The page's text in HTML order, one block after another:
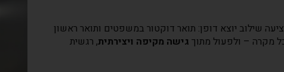
שילוב יוצא דופן: תואר דוקטור במשפטים ותואר ראשון
מקרה – ולפעול מתוך גישה מקיפה ויצירתית, רגשית